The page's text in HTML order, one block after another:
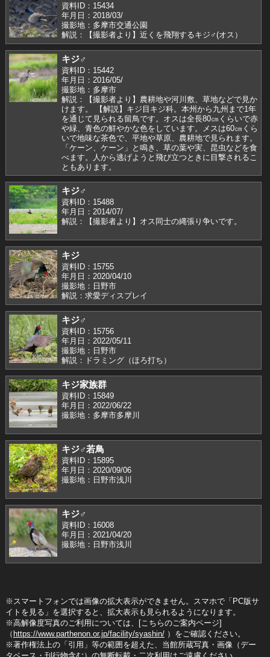
資料ID：15434
年月日：2018/03/
撮影地：多摩市交通公園
解説：【撮影者より】近くを飛翔するキジ♂(オス）
キジ♂
資料ID：15442
年月日：2016/05/
撮影地：多摩市
解説：【撮影者より】農耕地や河川敷、草地などで見か
けます。 【解説】キジ目キジ科。本州から九州まで1年
を通じて見られる留鳥です。オスは全長80㎝くらいで赤
や緑、青色の鮮やかな色をしています。メスは60㎝くら
いで地味な茶色で、平地や草原、農耕地で見られます。
「ケーン、ケーン」と鳴き、草の葉や実、昆虫などを食
べます。人から逃げようと飛び立つときに目撃されるこ
ともあります。
キジ♂
資料ID：15488
年月日：2014/07/
解説：【撮影者より】オス同士の縄張り争いです。
キジ
資料ID：15755
年月日：2020/04/10
撮影地：日野市
解説：求愛ディスプレイ
キジ♂
資料ID：15756
年月日：2022/05/11
撮影地：日野市
解説：ドラミング（ほろ打ち）
キジ家族群
資料ID：15849
年月日：2022/06/22
撮影地：多摩市多摩川
キジ♂若鳥
資料ID：15895
年月日：2020/09/06
撮影地：日野市浅川
キジ♂
資料ID：16008
年月日：2021/04/20
撮影地：日野市浅川
※スマートフォンでは画像の拡大表示ができません。スマホで「PC版サ
イトを見る」を選択すると、拡大表示も見られるようになります。
※高解像度写真のご利用については、[こちらのご案内ページ]
（ https://www.parthenon.or.jp/facility/syashin/）をご確認ください。
※著作権法上の「引用」等の範囲を超えた、当館所蔵写真・画像（デー